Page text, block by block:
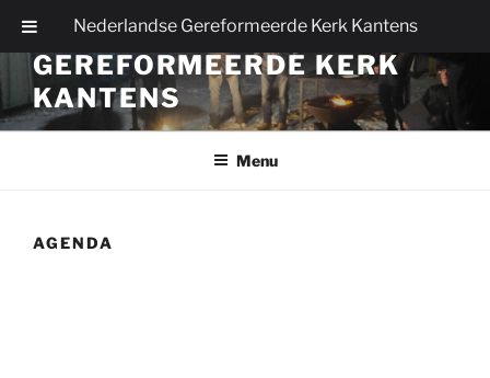
Nederlandse Gereformeerde Kerk Kantens
naar
inhoud
NEDERLANDSE
GEREFORMEERDE KERK
KANTENS
Menu
AGENDA